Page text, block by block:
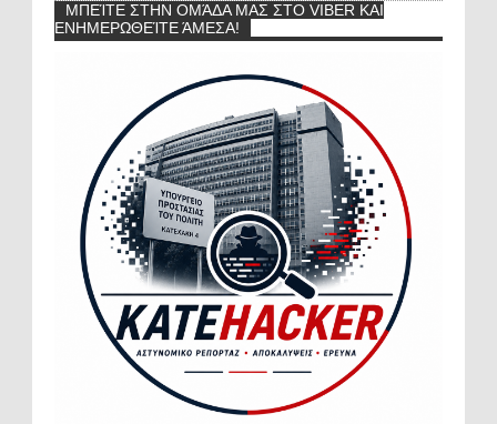
ΜΠΕΊΤΕ ΣΤΗΝ ΟΜΆΔΑ ΜΑΣ ΣΤΟ VIBER ΚΑΙ
ΕΝΗΜΕΡΩΘΕΊΤΕ ΆΜΕΣΑ!